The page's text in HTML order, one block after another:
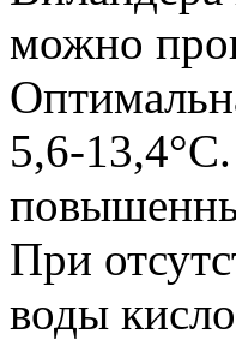
можно
5,6-
При
воды